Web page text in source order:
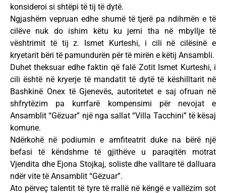
konsideroi si shtëpi të tij të dytë.
Ngjashëm vepruan edhe shumë të tjerë pa ndihmën e të
cilëve nuk do ishim këtu ku jemi tha në mbyllje të
vështrimit të tij z. Ismet Kurteshi, i cili në cilësinë e
kryetarit bëri të pamundurën për të mirën e këtij Ansambli.
Duhet theksuar edhe faktin që falë Zotit Ismet Kurteshi, i
cili është në kryerje të mandatit të dytë të këshilltarit në
Bashkinë Onex të Gjenevës, autoritetet e saj ofruan në
shfrytëzim pa kurrfarë kompensimi për nevojat e
Ansamblit “Gëzuar” një nga sallat “Villa Tacchini” të kësaj
komune.
Ndërkohë në podiumin e amfiteatrit duke na bërë një
befasi të këndshme të gjithëve u paraqitën motrat
Vjendita dhe Ejona Stojkaj, soliste dhe valltare të dalluara
ndër vite të Ansamblit “Gëzuar”.
Ato përveç talentit të tyre të rrallë në këngë e vallëzim sot